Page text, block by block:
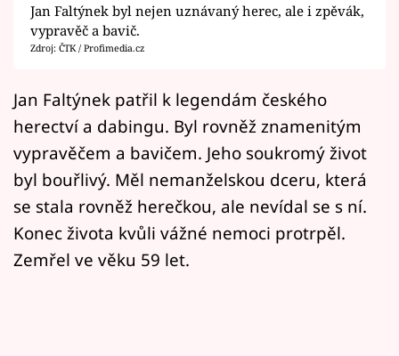
Mámy sobě
Přihlášení
Sledujte nás
Jan Faltýnek byl nejen uznávaný herec, ale i zpěvák,
vypravěč a bavič.
Zdroj: ČTK / Profimedia.cz
Jan Faltýnek patřil k legendám českého
herectví a dabingu. Byl rovněž znamenitým
vypravěčem a bavičem. Jeho soukromý život
byl bouřlivý. Měl nemanželskou dceru, která
se stala rovněž herečkou, ale nevídal se s ní.
Konec života kvůli vážné nemoci protrpěl.
Zemřel ve věku 59 let.